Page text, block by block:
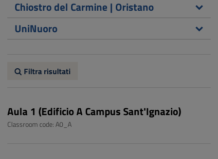
Chiostro del Carmine | Oristano
UniNuoro
Filtra risultati
Aula 1 (Edificio A Campus Sant'Ignazio)
Classroom code: A0_A